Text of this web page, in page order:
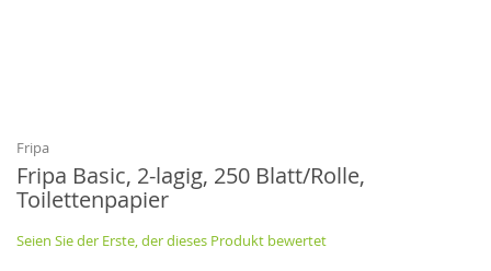
Bildgalerie
springen
Fripa
Fripa Basic, 2-lagig, 250 Blatt/Rolle,
Toilettenpapier
Seien Sie der Erste, der dieses Produkt bewertet